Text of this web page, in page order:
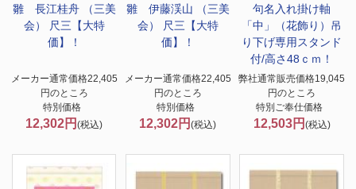
雛 長江桂舟 （三美
会） 尺三【大特
価】！
メーカー通常価格22,405
円のところ
特別価格
12,302円(税込)
雛 伊藤渓山 （三美
会） 尺三【大特
価】！
メーカー通常価格22,405
円のところ
特別価格
12,302円(税込)
句名入れ掛け軸
「中」（花飾り）吊
り下げ専用スタンド
付/高さ48ｃｍ！
弊社通常販売価格19,045
円のところ
特別ご奉仕価格
12,503円 (税込)